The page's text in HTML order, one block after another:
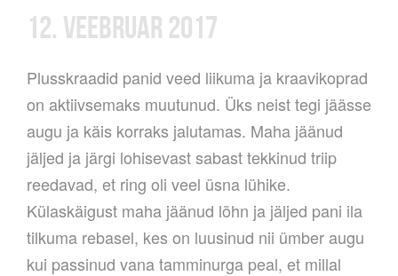
12. VEEBRUAR 2017
Plusskraadid panid veed liikuma ja kraavikoprad
on aktiivsemaks muutunud. Üks neist tegi jäässe
augu ja käis korraks jalutamas. Maha jäänud
jäljed ja järgi lohisevast sabast tekkinud triip
reedavad, et ring oli veel üsna lühike.
Külaskäigust maha jäänud lõhn ja jäljed pani ila
tilkuma rebasel, kes on luusinud nii ümber augu
kui passinud vana tamminurga peal, et millal